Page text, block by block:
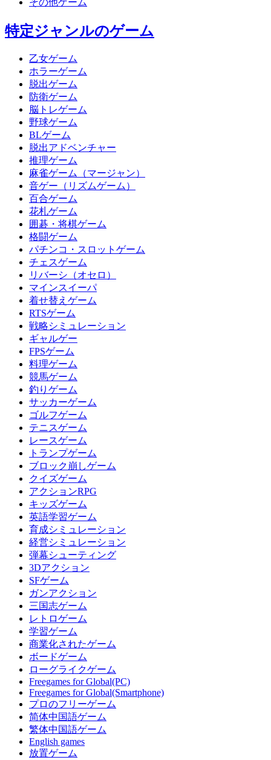
その他ゲーム
特定ジャンルのゲーム
乙女ゲーム
ホラーゲーム
脱出ゲーム
防衛ゲーム
脳トレゲーム
野球ゲーム
BLゲーム
脱出アドベンチャー
推理ゲーム
麻雀ゲーム（マージャン）
音ゲー（リズムゲーム）
百合ゲーム
花札ゲーム
囲碁・将棋ゲーム
格闘ゲーム
パチンコ・スロットゲーム
チェスゲーム
リバーシ（オセロ）
マインスイーパ
着せ替えゲーム
RTSゲーム
戦略シミュレーション
ギャルゲー
FPSゲーム
料理ゲーム
競馬ゲーム
釣りゲーム
サッカーゲーム
ゴルフゲーム
テニスゲーム
レースゲーム
トランプゲーム
ブロック崩しゲーム
クイズゲーム
アクションRPG
キッズゲーム
英語学習ゲーム
育成シミュレーション
経営シミュレーション
弾幕シューティング
3Dアクション
SFゲーム
ガンアクション
三国志ゲーム
レトロゲーム
学習ゲーム
商業化されたゲーム
ボードゲーム
ローグライクゲーム
Freegames for Global(PC)
Freegames for Global(Smartphone)
プロのフリーゲーム
简体中国語ゲーム
繁体中国語ゲーム
English games
放置ゲーム